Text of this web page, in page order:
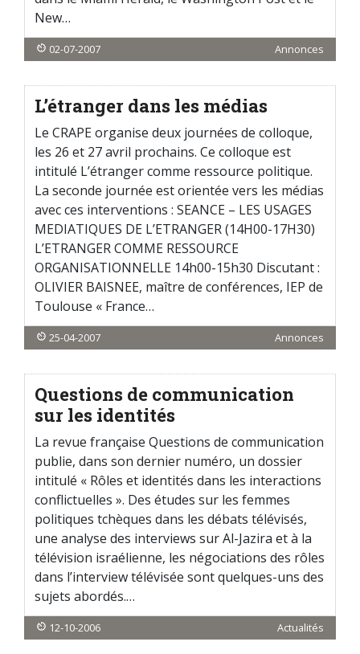
New…
02-07-2007 Annonces
L’étranger dans les médias
Le CRAPE organise deux journées de colloque,
les 26 et 27 avril prochains. Ce colloque est
intitulé L’étranger comme ressource politique.
La seconde journée est orientée vers les médias
avec ces interventions : SEANCE – LES USAGES
MEDIATIQUES DE L’ETRANGER (14H00-17H30)
L’ETRANGER COMME RESSOURCE
ORGANISATIONNELLE 14h00-15h30 Discutant :
OLIVIER BAISNEE, maître de conférences, IEP de
Toulouse « France…
25-04-2007 Annonces
Questions de communication
sur les identités
La revue française Questions de communication
publie, dans son dernier numéro, un dossier
intitulé « Rôles et identités dans les interactions
conflictuelles ». Des études sur les femmes
politiques tchèques dans les débats télévisés,
une analyse des interviews sur Al-Jazira et à la
télévision israélienne, les négociations des rôles
dans l’interview télévisée sont quelques-uns des
sujets abordés.…
12-10-2006 Actualités